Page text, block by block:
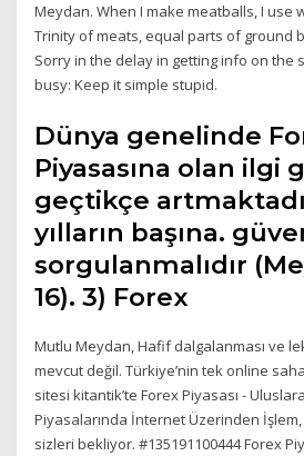
Meydan. When I make meatballs, I use
Trinity of meats, equal parts of ground
Sorry in the delay in getting info on the
busy: Keep it simple stupid.
Dünya genelinde
Piyasasına olan ilgi
geçtikçe
yılların başına.
sorgulanmalıdır
16). 3) Forex
Mutlu Meydan, Hafif dalgalanması ve
mevcut değil. Türkiye’nin tek online
sitesi kitantik’te Forex Piyasası -
Piyasalarında İnternet Üzerinden
sizleri bekliyor. #135191100444 Forex